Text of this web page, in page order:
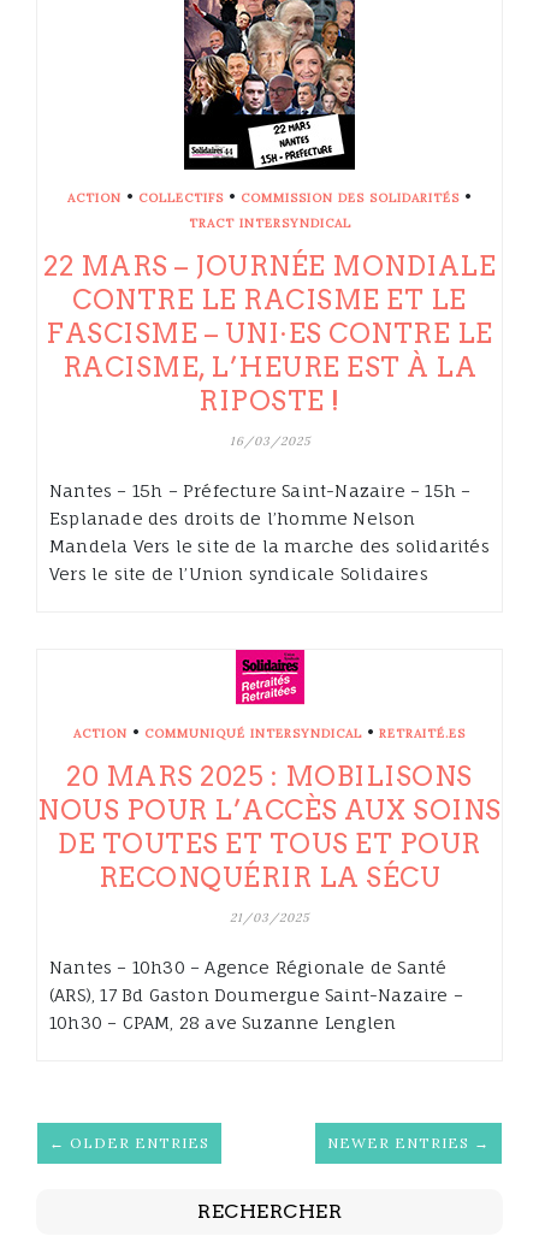
ACTION • COLLECTIFS • COMMISSION DES SOLIDARITÉS •
TRACT INTERSYNDICAL
22 MARS – JOURNÉE MONDIALE
CONTRE LE RACISME ET LE
FASCISME – UNI·ES CONTRE LE
RACISME, L’HEURE EST À LA
RIPOSTE !
16/03/2025
Nantes – 15h – Préfecture Saint-Nazaire – 15h –
Esplanade des droits de l’homme Nelson
Mandela Vers le site de la marche des solidarités
Vers le site de l’Union syndicale Solidaires
ACTION • COMMUNIQUÉ INTERSYNDICAL • RETRAITÉ.ES
20 MARS 2025 : MOBILISONS
NOUS POUR L’ACCÈS AUX SOINS
DE TOUTES ET TOUS ET POUR
RECONQUÉRIR LA SÉCU
21/03/2025
Nantes – 10h30 – Agence Régionale de Santé
(ARS), 17 Bd Gaston Doumergue Saint-Nazaire –
10h30 – CPAM, 28 ave Suzanne Lenglen
← OLDER ENTRIES NEWER ENTRIES →
RECHERCHER